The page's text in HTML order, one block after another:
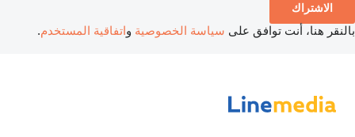
الاشتراك
بالنقر هنا، أنت توافق على سياسة الخصوصية واتفاقية المستخدم.